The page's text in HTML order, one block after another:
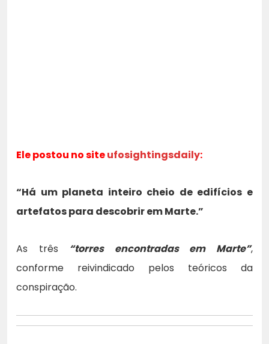
Ele postou no siteufosightingsdaily:
“Há um planeta inteiro cheio de edifícios e
artefatos para descobrir em Marte.”
As três “torres encontradas em Marte”,
conforme reivindicado pelos teóricos da
conspiração.